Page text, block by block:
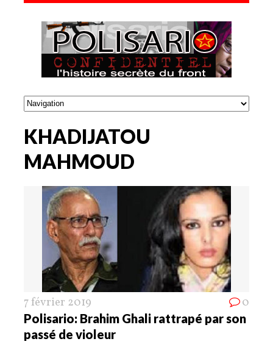
KHADIJATOU
MAHMOUD
7 février 2019 0
Polisario: Brahim Ghali rattrapé par son
passé de violeur